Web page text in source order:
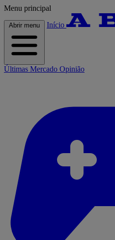
Menu principal
Abrir menu Início
Últimas Mercado Opinião